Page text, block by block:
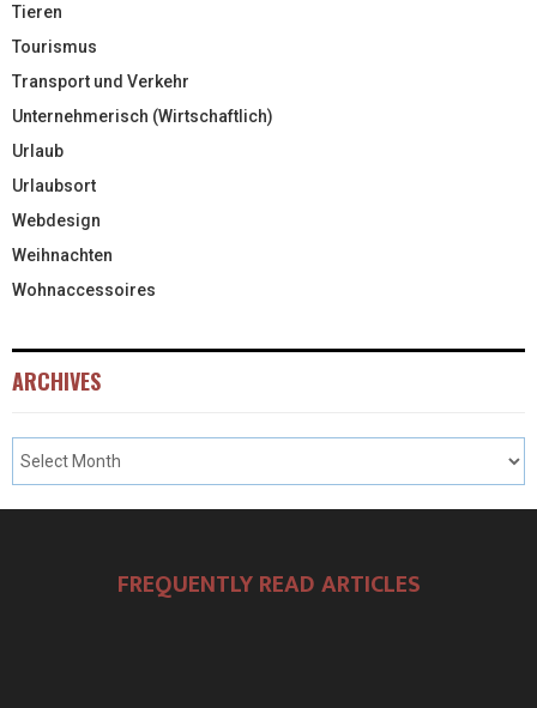
Tieren
Tourismus
Transport und Verkehr
Unternehmerisch (Wirtschaftlich)
Urlaub
Urlaubsort
Webdesign
Weihnachten
Wohnaccessoires
ARCHIVES
FREQUENTLY READ ARTICLES